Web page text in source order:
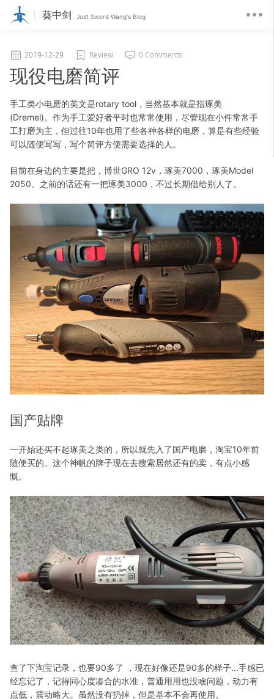
葵中剑 Just Sword Wang's Blog
2019-12-29 Review 0 Comments
现役电磨简评
手工类小电磨的英文是rotary tool，当然基本就是指琢美
(Dremel)。作为手工爱好者平时也常常使用，尽管现在小件常常手
工打磨为主，但过往10年也用了些各种各样的电磨，算是有些经验
可以随便写写，写个简评方便需要选择的人。
目前在身边的主要是把，博世GRO 12v，琢美7000，琢美Model
2050。之前的话还有一把琢美3000，不过长期借给别人了。
国产贴牌
一开始还买不起琢美之类的，所以就先入了国产电磨，淘宝10年前
随便买的。这个神帆的牌子现在去搜索居然还有的卖，有点小感
慨。
查了下淘宝记录，也要90多了 ，现在好像还是90多的样子...手感已
经忘记了，记得同心度凑合的水准，普通用用也没啥问题，动力有
点低，震动略大。虽然没有扔掉，但是基本不会再使用。